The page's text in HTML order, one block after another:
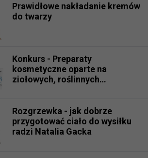
Prawidłowe nakładanie kremów
do twarzy
Konkurs - Preparaty
kosmetyczne oparte na
ziołowych, roślinnych
Rozgrzewka - jak dobrze
przygotować ciało do wysiłku
radzi Natalia Gacka